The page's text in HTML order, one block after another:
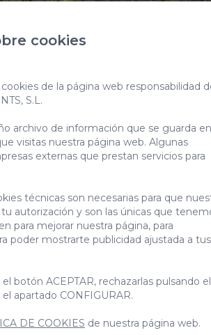
del entorno urbano y nos vamos
encontramos uno de los
cookies
de la página web responsabilidad
S.L.
archivo de información que se guarda
visitas nuestra página web. Algunas
externas que prestan servicios para
técnicas son necesarias para que
autorización y son las únicas que
para mejorar nuestra página, para
poder mostrarte publicidad ajustada a tus
botón ACEPTAR, rechazarlas pulsando el
apartado CONFIGURAR.
DE COOKIES de nuestra página web.